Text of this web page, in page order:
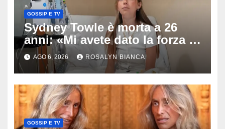
GOSSIP E TV
Sydney Towle è morta a 26
anni: «Mi avete dato la forza di
andare avanti», l’ultimo
messaggio dell’influencer
commuove i fan
AGO 6, 2026 ROSALYN BIANCA
GOSSIP E TV